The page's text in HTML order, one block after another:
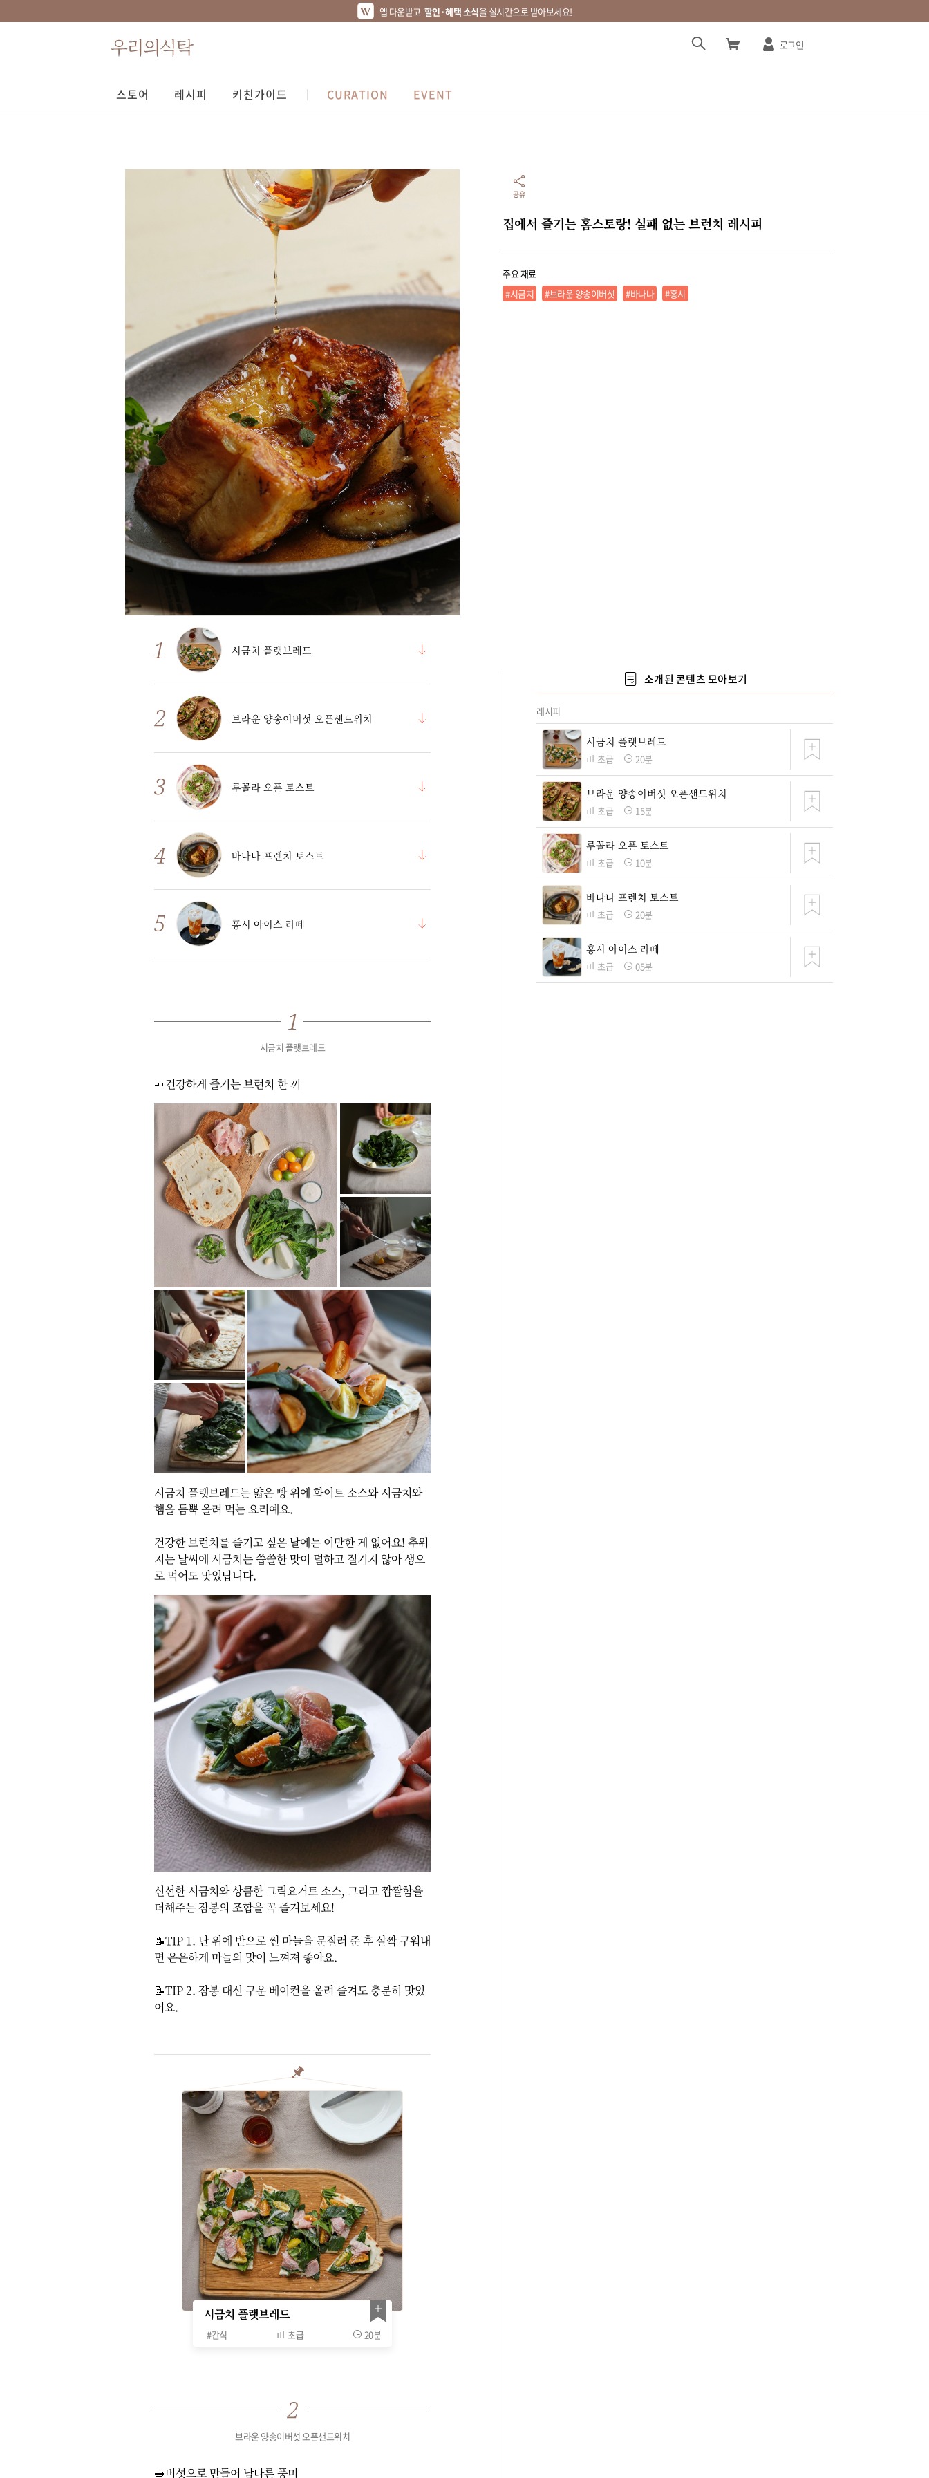
앱 다운받고 할인·혜택 소식을 실시간으로 받아보세요!
로그인
스토어 레시피 키친가이드 CURATION EVENT
공유
집에서 즐기는 홈스토랑! 실패 없는 브런치 레시피
주요 재료
#시금치
#브라운 양송이버섯 #바나나 #홍시
시금치 플랫브레드
브라운 양송이버섯 오픈샌드위치
루꼴라 오픈 토스트
바나나 프렌치 토스트
홍시 아이스 라떼
시금치 플랫브레드
🧈건강하게 즐기는 브런치 한 끼
시금치 플랫브레드는 얇은 빵 위에 화이트 소스와 시금치와
햄을 듬뿍 올려 먹는 요리예요.
건강한 브런치를 즐기고 싶은 날에는 이만한 게 없어요! 추워
지는 날씨에 시금치는 씁쓸한 맛이 덜하고 질기지 않아 생으
로 먹어도 맛있답니다.
신선한 시금치와 상큼한 그릭요거트 소스, 그리고 짭짤함을
더해주는 잠봉의 조합을 꼭 즐겨보세요!
📝TIP 1. 난 위에 반으로 썬 마늘을 문질러 준 후 살짝 구워내
면 은은하게 마늘의 맛이 느껴져 좋아요.
📝TIP 2. 잠봉 대신 구운 베이컨을 올려 즐겨도 충분히 맛있
어요.
시금치 플랫브레드
#간식 초급 20분
브라운 양송이버섯 오픈샌드위치
🥪버섯으로 만들어 남다른 풍미
소개된 콘텐츠 모아보기
레시피
시금치 플랫브레드
초급 20분
브라운 양송이버섯 오픈샌드위치
초급 15분
루꼴라 오픈 토스트
초급 10분
바나나 프렌치 토스트
초급 20분
홍시 아이스 라떼
초급 05분